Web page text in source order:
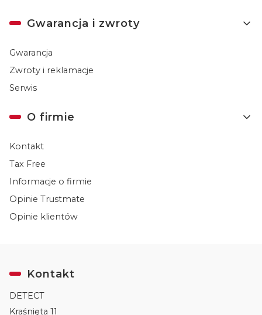
Gwarancja i zwroty
Gwarancja
Zwroty i reklamacje
Serwis
O firmie
Kontakt
Tax Free
Informacje o firmie
Opinie Trustmate
Opinie klientów
Kontakt
DETECT
Kraśnięta 11